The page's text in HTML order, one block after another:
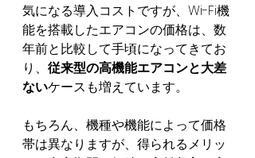
気になる導入コストですが、Wi-Fi機
能を搭載したエアコンの価格は、数
年前と比較して手頃になってきてお
り、 従来型の高機能エアコンと大差
ないケースも増えています。
もちろん、機種や機能によって価格
帯は異なりますが、得られるメリッ